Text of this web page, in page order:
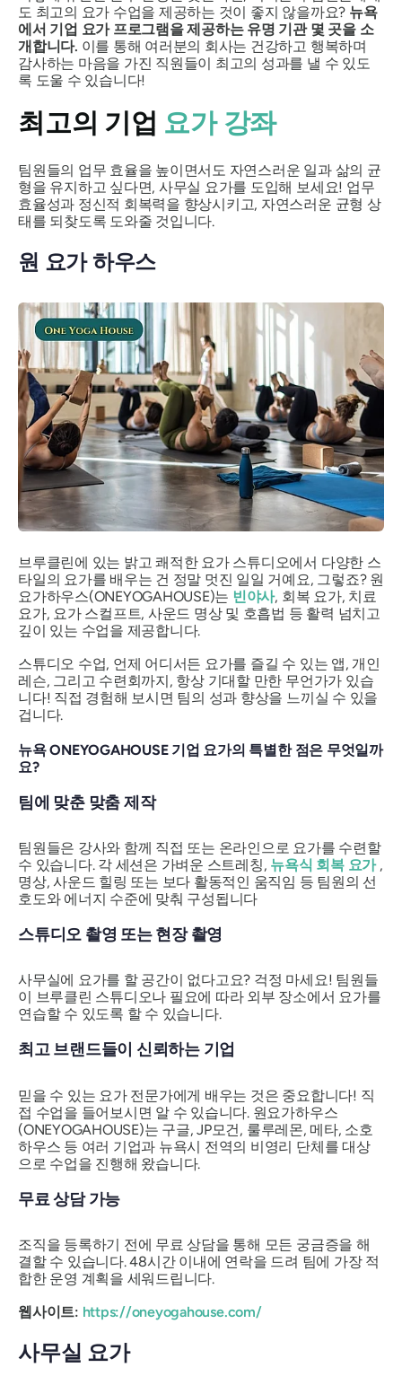
도 최고의 요가 수업을 제공하는 것이 좋지 않을까요? 뉴욕
에서 기업 요가 프로그램을 제공하는 유명 기관 몇 곳을 소
개합니다. 이를 통해 여러분의 회사는 건강하고 행복하며
감사하는 마음을 가진 직원들이 최고의 성과를 낼 수 있도
록 도울 수 있습니다!
최고의 기업 요가 강좌
팀원들의 업무 효율을 높이면서도 자연스러운 일과 삶의 균
형을 유지하고 싶다면, 사무실 요가를 도입해 보세요! 업무
효율성과 정신적 회복력을 향상시키고, 자연스러운 균형 상
태를 되찾도록 도와줄 것입니다.
원 요가 하우스
브루클린에 있는 밝고 쾌적한 요가 스튜디오에서 다양한 스
타일의 요가를 배우는 건 정말 멋진 일일 거예요, 그렇죠? 원
요가하우스(ONEYOGAHOUSE)는 빈야사, 회복 요가, 치료
요가, 요가 스컬프트, 사운드 명상 및 호흡법 등 활력 넘치고
깊이 있는 수업을 제공합니다.
스튜디오 수업, 언제 어디서든 요가를 즐길 수 있는 앱, 개인
레슨, 그리고 수련회까지, 항상 기대할 만한 무언가가 있습
니다! 직접 경험해 보시면 팀의 성과 향상을 느끼실 수 있을
겁니다.
뉴욕 ONEYOGAHOUSE 기업 요가의 특별한 점은 무엇일까
요?
팀에 맞춘 맞춤 제작
팀원들은 강사와 함께 직접 또는 온라인으로 요가를 수련할
수 있습니다. 각 세션은 가벼운 스트레칭, 뉴욕식 회복 요가,
명상, 사운드 힐링 또는 보다 활동적인 움직임 등 팀원의 선
호도와 에너지 수준에 맞춰 구성됩니다
스튜디오 촬영 또는 현장 촬영
사무실에 요가를 할 공간이 없다고요? 걱정 마세요! 팀원들
이 브루클린 스튜디오나 필요에 따라 외부 장소에서 요가를
연습할 수 있도록 할 수 있습니다.
최고 브랜드들이 신뢰하는 기업
믿을 수 있는 요가 전문가에게 배우는 것은 중요합니다! 직
접 수업을 들어보시면 알 수 있습니다. 원요가하우스
(ONEYOGAHOUSE)는 구글, JP모건, 룰루레몬, 메타, 소호
하우스 등 여러 기업과 뉴욕시 전역의 비영리 단체를 대상
으로 수업을 진행해 왔습니다.
무료 상담 가능
조직을 등록하기 전에 무료 상담을 통해 모든 궁금증을 해
결할 수 있습니다. 48시간 이내에 연락을 드려 팀에 가장 적
합한 운영 계획을 세워드립니다.
웹사이트: https://oneyogahouse.com/
사무실 요가